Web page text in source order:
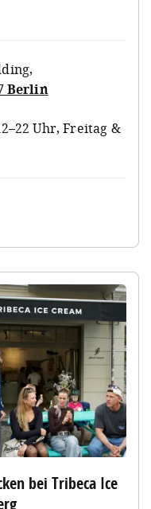
,
Berlin
Uhr, Freitag &
bei Tribeca Ice